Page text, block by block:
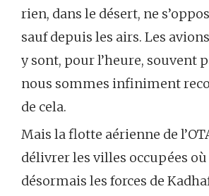
rien, dans le désert, ne
sauf depuis les airs. Les
y sont, pour l’heure, souvent
nous sommes infiniment
de cela.
Mais la flotte aérienne de
délivrer les villes occupées où
désormais les forces de